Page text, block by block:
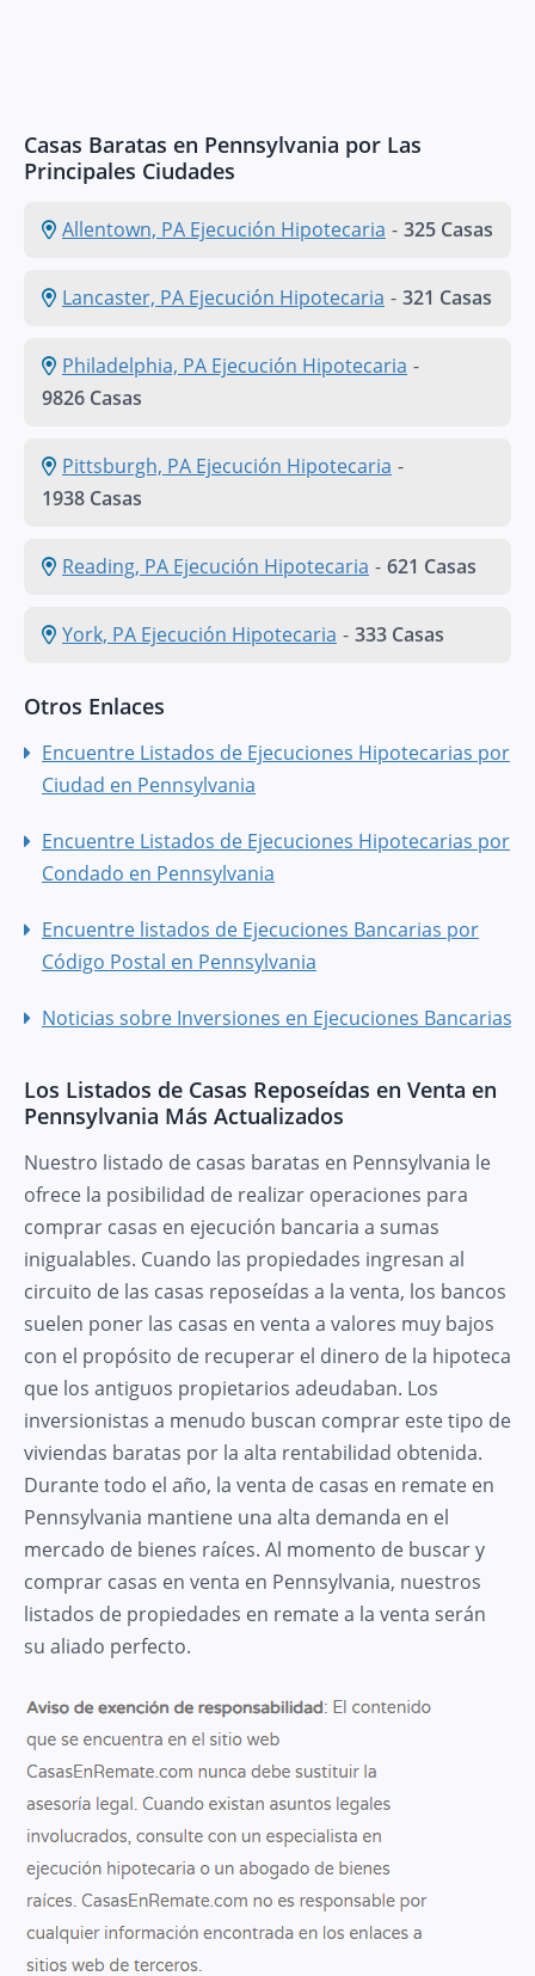
Casas Baratas en Pennsylvania por Las
Principales Ciudades
Allentown, PA Ejecución Hipotecaria - 325 Casas
Lancaster, PA Ejecución Hipotecaria - 321 Casas
Philadelphia, PA Ejecución Hipotecaria -
9826 Casas
Pittsburgh, PA Ejecución Hipotecaria -
1938 Casas
Reading, PA Ejecución Hipotecaria - 621 Casas
York, PA Ejecución Hipotecaria - 333 Casas
Otros Enlaces
Encuentre Listados de Ejecuciones Hipotecarias por
Ciudad en Pennsylvania
Encuentre Listados de Ejecuciones Hipotecarias por
Condado en Pennsylvania
Encuentre listados de Ejecuciones Bancarias por
Código Postal en Pennsylvania
Noticias sobre Inversiones en Ejecuciones Bancarias
Los Listados de Casas Reposeídas en Venta en
Pennsylvania Más Actualizados
Nuestro listado de casas baratas en Pennsylvania le
ofrece la posibilidad de realizar operaciones para
comprar casas en ejecución bancaria a sumas
inigualables. Cuando las propiedades ingresan al
circuito de las casas reposeídas a la venta, los bancos
suelen poner las casas en venta a valores muy bajos
con el propósito de recuperar el dinero de la hipoteca
que los antiguos propietarios adeudaban. Los
inversionistas a menudo buscan comprar este tipo de
viviendas baratas por la alta rentabilidad obtenida.
Durante todo el año, la venta de casas en remate en
Pennsylvania mantiene una alta demanda en el
mercado de bienes raíces. Al momento de buscar y
comprar casas en venta en Pennsylvania, nuestros
listados de propiedades en remate a la venta serán
su aliado perfecto.